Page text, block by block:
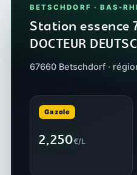
BETSCHDORF · BAS-
Station essence
DOCTEUR
67660 Betschdorf ·
Gazole
2,250€/L